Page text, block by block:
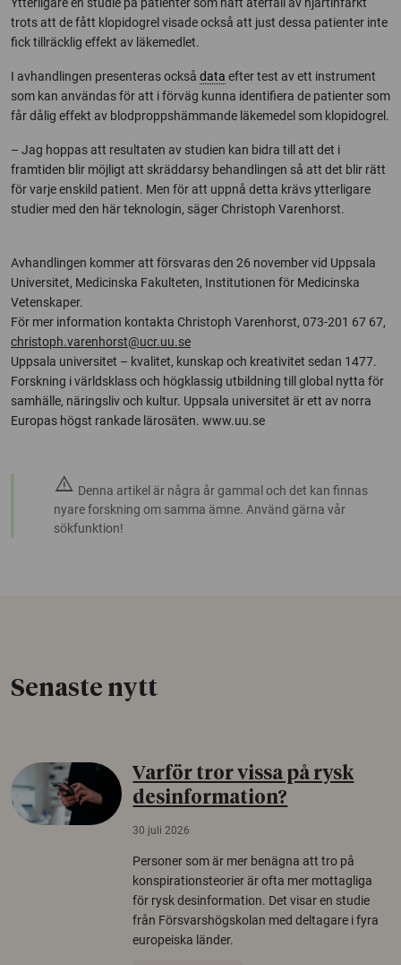
trots att de fått klopidogrel visade också att just dessa patienter inte
fick tillräcklig effekt av läkemedlet.
I avhandlingen presenteras också data efter test av ett instrument
som kan användas för att i förväg kunna identifiera de patienter som
får dålig effekt av blodproppshämmande läkemedel som klopidogrel.
– Jag hoppas att resultaten av studien kan bidra till att det i
framtiden blir möjligt att skräddarsy behandlingen så att det blir rätt
för varje enskild patient. Men för att uppnå detta krävs ytterligare
studier med den här teknologin, säger Christoph Varenhorst.
Avhandlingen kommer att försvaras den 26 november vid Uppsala
Universitet, Medicinska Fakulteten, Institutionen för Medicinska
Vetenskaper.
För mer information kontakta Christoph Varenhorst, 073-201 67 67,
christoph.varenhorst@ucr.uu.se
Uppsala universitet – kvalitet, kunskap och kreativitet sedan 1477.
Forskning i världsklass och högklassig utbildning till global nytta för
samhälle, näringsliv och kultur. Uppsala universitet är ett av norra
Europas högst rankade lärosäten. www.uu.se
warning Denna artikel är några år gammal och det kan finnas
nyare forskning om samma ämne. Använd gärna vår
sökfunktion!
Senaste nytt
Varför tror vissa på rysk
desinformation?
30 juli 2026
Personer som är mer benägna att tro på
konspirationsteorier är ofta mer mottagliga
för rysk desinformation. Det visar en studie
från Försvarshögskolan med deltagare i fyra
europeiska länder.